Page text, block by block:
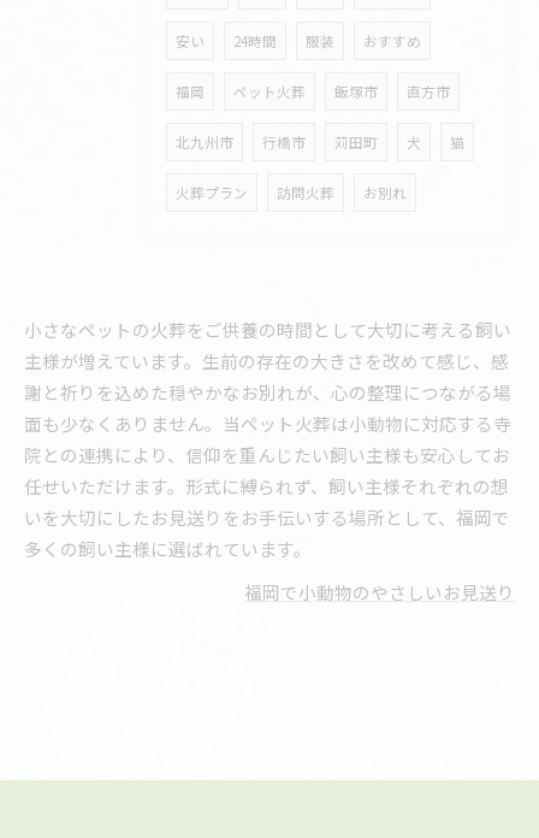
安い 24時間 服装 おすすめ
福岡 ペット火葬 飯塚市 直方市
北九州市 行橋市 苅田町 犬 猫
火葬プラン 訪問火葬 お別れ
小さなペットの火葬をご供養の時間として大切に考える飼い
主様が増えています。生前の存在の大きさを改めて感じ、感
謝と祈りを込めた穏やかなお別れが、心の整理につながる場
面も少なくありません。当ペット火葬は小動物に対応する寺
院との連携により、信仰を重んじたい飼い主様も安心してお
任せいただけます。形式に縛られず、飼い主様それぞれの想
いを大切にしたお見送りをお手伝いする場所として、福岡で
多くの飼い主様に選ばれています。
福岡で小動物のやさしいお見送り